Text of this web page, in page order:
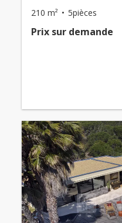
210 m² 5pièces
Prix ​​sur demande